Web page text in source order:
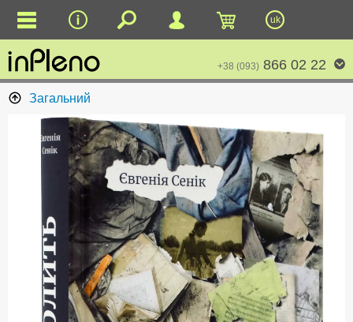
uk
+38 (093) 866 02 22
Загальний